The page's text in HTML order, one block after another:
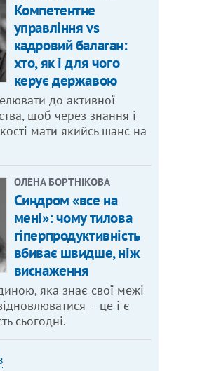
Компетентне
управління vs
кадровий балаган:
хто, як і для чого
керує державою
до активної
щоб через знання і
мати якийсь шанс на
ОЛЕНА БОРТНІКОВА
Синдром «все на
мені»: чому тилова
гіперпродуктивність
вбиває швидше, ніж
виснаження
яка знає свої межі
– це і є
сьогодні.